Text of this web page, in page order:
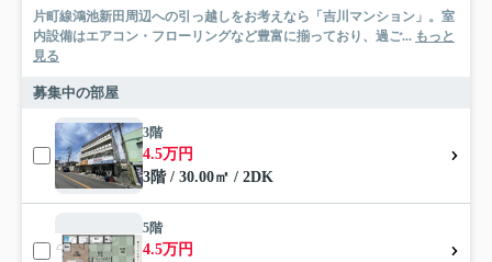
片町線鴻池新田周辺への引っ越しをお考えなら「吉川マンション」。室
内設備はエアコン・フローリングなど豊富に揃っており、過ご... もっと
見る
募集中の部屋
3階
4.5万円
3階 / 30.00㎡ / 2DK
5階
4.5万円